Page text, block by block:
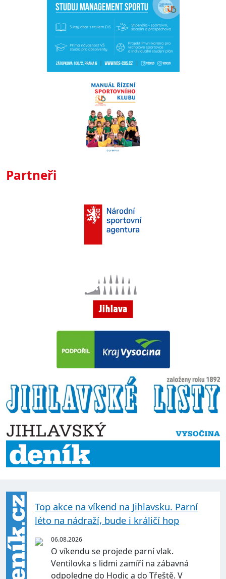
Partneři
Top akce na víkend na Jihlavsku. Parní
léto na nádraží, bude i králičí hop
06.08.2026
O víkendu se projede parní vlak.
Ventilovka s lidmi zamíří na zábavná
odpoledne do Hodic a do Třeště. V